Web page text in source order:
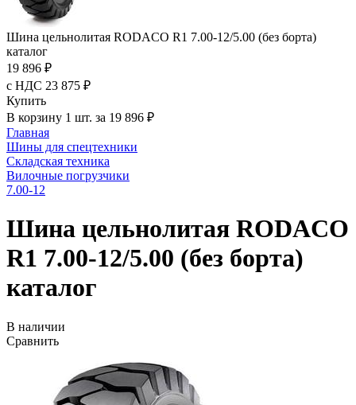
Шина цельнолитая RODACO R1 7.00-12/5.00 (без борта)
каталог
19 896 ₽
с НДС 23 875 ₽
Купить
В корзину 1 шт. за 19 896 ₽
Главная
Шины для спецтехники
Складская техника
Вилочные погрузчики
7.00-12
Шина цельнолитая RODACO
R1 7.00-12/5.00 (без борта)
каталог
В наличии
Сравнить